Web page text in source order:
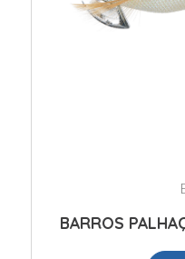
BARROS